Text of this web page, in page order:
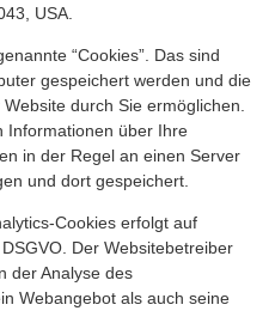
USA.
“Cookies”. Das sind
gespeichert werden und die
durch Sie ermöglichen.
Informationen über Ihre
in der Regel an einen Server
und dort gespeichert.
Cookies erfolgt auf
Der Websitebetreiber
der Analyse des
Webangebot als auch seine